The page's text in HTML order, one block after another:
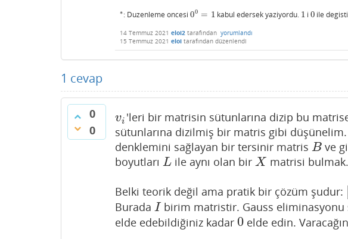
∗
∗: Duzenleme oncesi00 = 1
00 =1 kabul edersek yaziyordu. 1
1i 0
0 ile
14 Temmuz 2021 eloi2 tarafından yorumlandı
15 Temmuz 2021 eloi tarafından düzenlendi
1 cevap
0
0
vi
vi 'leri bir matrisin sütunlarına dizip bu
sütunlarına dizilmiş bir matris gibi düşünelim.
denklemini sağlayan bir tersinir matris B
B ve
boyutları L
L ile aynı olan birX
X matrisi bulmak.
Belki teorik değil ama pratik bir çözüm şudur:
Burada I
I birim matristir. Gauss eliminasyonu
elde edebildiğiniz kadar 0
0 elde edin.